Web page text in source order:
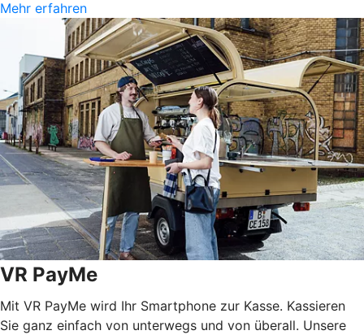
Mehr erfahren
VR PayMe
Mit VR PayMe wird Ihr Smartphone zur Kasse. Kassieren
Sie ganz einfach von unterwegs und von überall. Unsere